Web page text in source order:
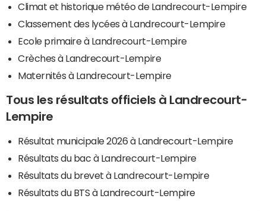
Climat et historique météo de Landrecourt-Lempire
Classement des lycées à Landrecourt-Lempire
Ecole primaire à Landrecourt-Lempire
Crèches à Landrecourt-Lempire
Maternités à Landrecourt-Lempire
Tous les résultats officiels à Landrecourt-
Lempire
Résultat municipale 2026 à Landrecourt-Lempire
Résultats du bac à Landrecourt-Lempire
Résultats du brevet à Landrecourt-Lempire
Résultats du BTS à Landrecourt-Lempire